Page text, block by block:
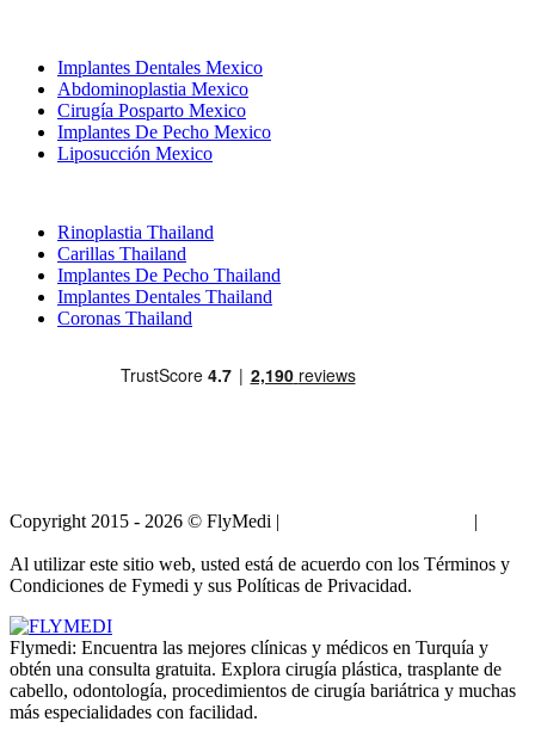
Implantes Dentales Mexico
Abdominoplastia Mexico
Cirugía Posparto Mexico
Implantes De Pecho Mexico
Liposucción Mexico
Rinoplastia Thailand
Carillas Thailand
Implantes De Pecho Thailand
Implantes Dentales Thailand
Coronas Thailand
Copyright 2015 - 2026 © FlyMedi |
|
Al utilizar este sitio web, usted está de acuerdo con los Términos y
Condiciones de Fymedi y sus Políticas de Privacidad.
Flymedi: Encuentra las mejores clínicas y médicos en Turquía y
obtén una consulta gratuita. Explora cirugía plástica, trasplante de
cabello, odontología, procedimientos de cirugía bariátrica y muchas
más especialidades con facilidad.